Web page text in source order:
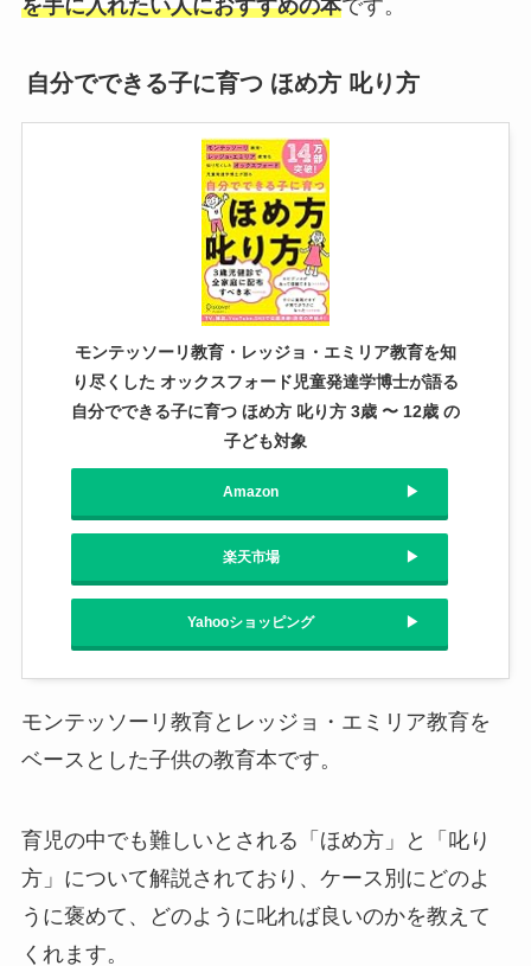
を手に入れたい人におすすめの本です。
自分でできる子に育つ ほめ方 叱り方
モンテッソーリ教育・レッジョ・エミリア教育を知
り尽くした オックスフォード児童発達学博士が語る
自分でできる子に育つ ほめ方 叱り方 3歳 〜 12歳 の
子ども対象
Amazon
楽天市場
Yahooショッピング
モンテッソーリ教育とレッジョ・エミリア教育を
ベースとした子供の教育本です。
育児の中でも難しいとされる「ほめ方」と「叱り
方」について解説されており、ケース別にどのよ
うに褒めて、どのように叱れば良いのかを教えて
くれます。